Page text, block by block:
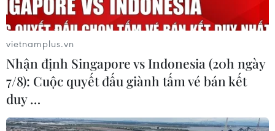
vietnamplus.vn
Nhận định Singapore vs Indonesia (20h ngày
7/8): Cuộc quyết đấu giành tấm vé bán kết
duy …